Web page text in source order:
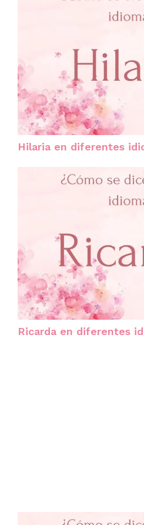
Hilaria en diferentes
Ricarda en diferentes